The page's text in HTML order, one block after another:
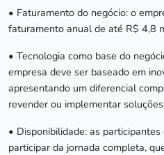
• Faturamento do negócio: o
faturamento anual de até R$ 4,8
• Tecnologia como base do
empresa deve ser baseado em
apresentando um diferencial
revender ou implementar
• Disponibilidade: as
participar da jornada completa,